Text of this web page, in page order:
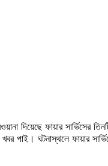
দিয়েছে ফায়ার সার্ভিসের
পাই। ঘটনাস্থলে ফায়ার